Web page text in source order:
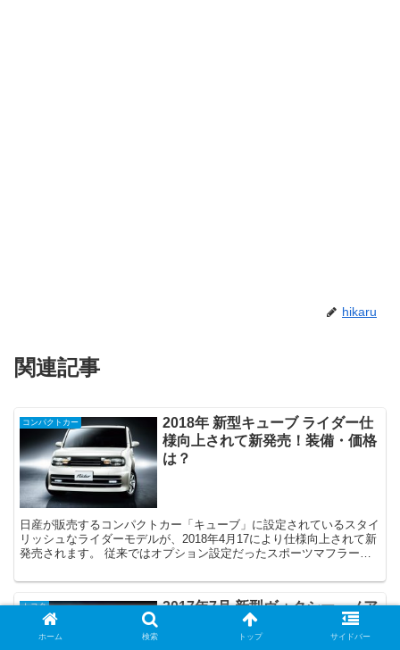
hikaru
関連記事
コンパクトカー
2018年 新型キューブ ライダー仕
様向上されて新発売！装備・価格
は？
日産が販売するコンパクトカー「キューブ」に設定されているスタイ
リッシュなライダーモデルが、2018年4月17により仕様向上されて新
発売されます。 従来ではオプション設定だったスポーツマフラー・
トヨタ
2017年7月 新型ヴォクシー、ノア
がマイナーチェンジ！変更点や価
ホーム 検索 トップ サイドバー